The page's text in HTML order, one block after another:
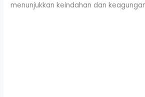
menunjukkan keindahan dan